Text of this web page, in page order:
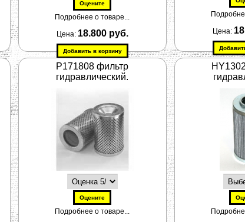
Подробнее о товаре...
Цена: 18.800 руб. Цена:
P171808 фильтр
гидравлический.
Подробнее о товаре...